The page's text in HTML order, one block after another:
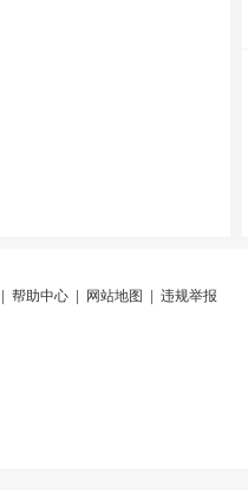
帮助中心 网站地图 违规举报